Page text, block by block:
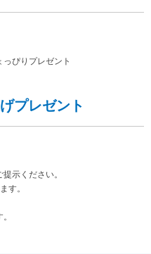
ぴりプレゼント
プレゼント
示ください。
す。